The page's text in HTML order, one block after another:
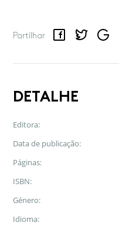
Partilhar
FacebookTwitterGoogle
DETALHE
Editora:
Data de publicação:
Páginas:
ISBN:
Género:
Idioma: